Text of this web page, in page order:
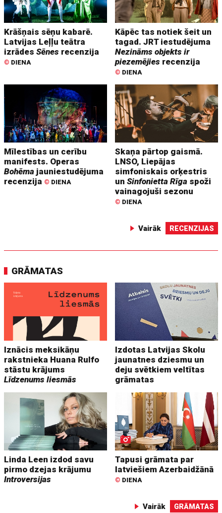
Krāšņais sēņu kabarē.
Latvijas Leļļu teātra
izrādesSēnes recenzija
© DIENA
Kāpēc tas notiek šeit un
tagad. JRT iestudējuma
Nezināms objekts ir
piezemējies recenzija
© DIENA
Mīlestības un cerību
manifests. Operas
Bohēma jauniestudējuma
recenzija © DIENA
Skaņa pārtop gaismā.
LNSO, Liepājas
simfoniskais orķestris
unSinfonietta Rīga spoži
vainagojuši sezonu
© DIENA
Vairāk RECENZIJAS
GRĀMATAS
Iznācis meksikāņu
rakstnieka Huana Rulfo
stāstu krājums
Līdzenums liesmās
Izdotas Latvijas Skolu
jaunatnes dziesmu un
deju svētkiem veltītas
grāmatas
Linda Leen izdod savu
pirmo dzejas krājumu
Introversijas
Tapusi grāmata par
latviešiem Azerbaidžānā
© DIENA
Vairāk GRĀMATAS